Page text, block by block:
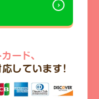
ード、
応しています!